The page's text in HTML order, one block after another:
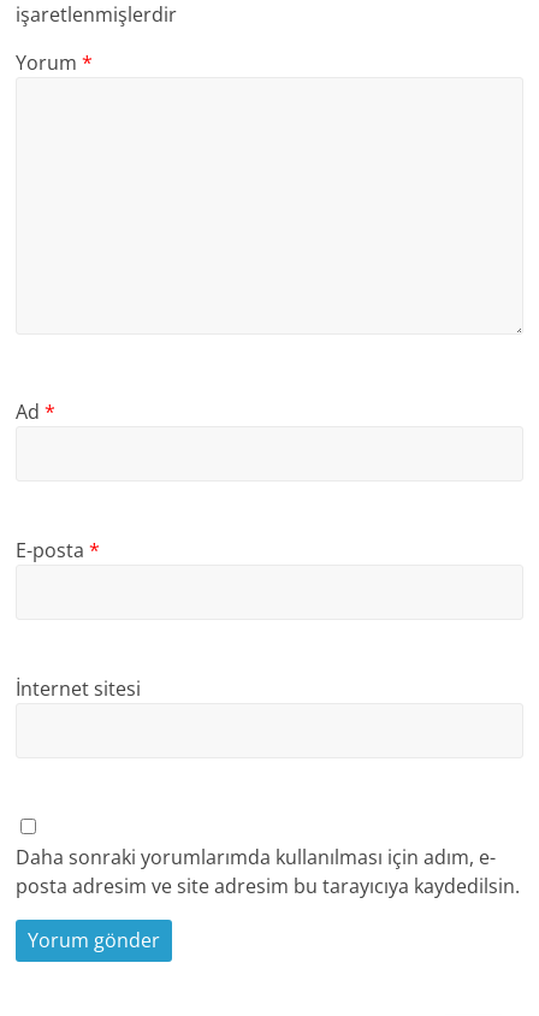
işaretlenmişlerdir
Yorum*
Ad*
E-posta*
İnternet sitesi
Daha sonraki yorumlarımda kullanılması için adım, e-
posta adresim ve site adresim bu tarayıcıya kaydedilsin.